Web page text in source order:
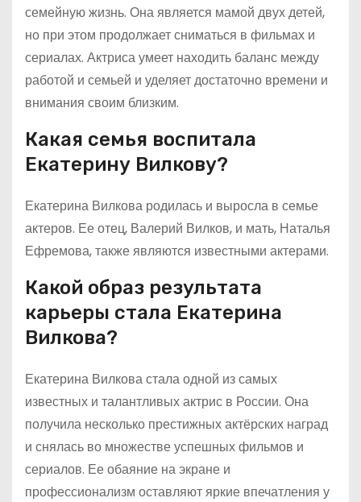
семейную жизнь. Она является мамой двух детей,
но при этом продолжает сниматься в фильмах и
сериалах. Актриса умеет находить баланс между
работой и семьей и уделяет достаточно времени и
внимания своим близким.
Какая семья воспитала
Екатерину Вилкову?
Екатерина Вилкова родилась и выросла в семье
актеров. Ее отец, Валерий Вилков, и мать, Наталья
Ефремова, также являются известными актерами.
Какой образ результата
карьеры стала Екатерина
Вилкова?
Екатерина Вилкова стала одной из самых
известных и талантливых актрис в России. Она
получила несколько престижных актёрских наград
и снялась во множестве успешных фильмов и
сериалов. Ее обаяние на экране и
профессионализм оставляют яркие впечатления у